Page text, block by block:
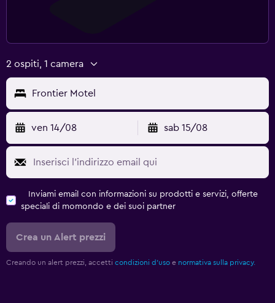
2 ospiti, 1 camera
Frontier Motel
ven 14/08 sab 15/08
Inviami email con informazioni su prodotti e servizi, offerte
speciali di momondo e dei suoi partner
Crea un Alert prezzi
Creando un alert prezzi, accetti condizioni d'uso e normativa sulla privacy.